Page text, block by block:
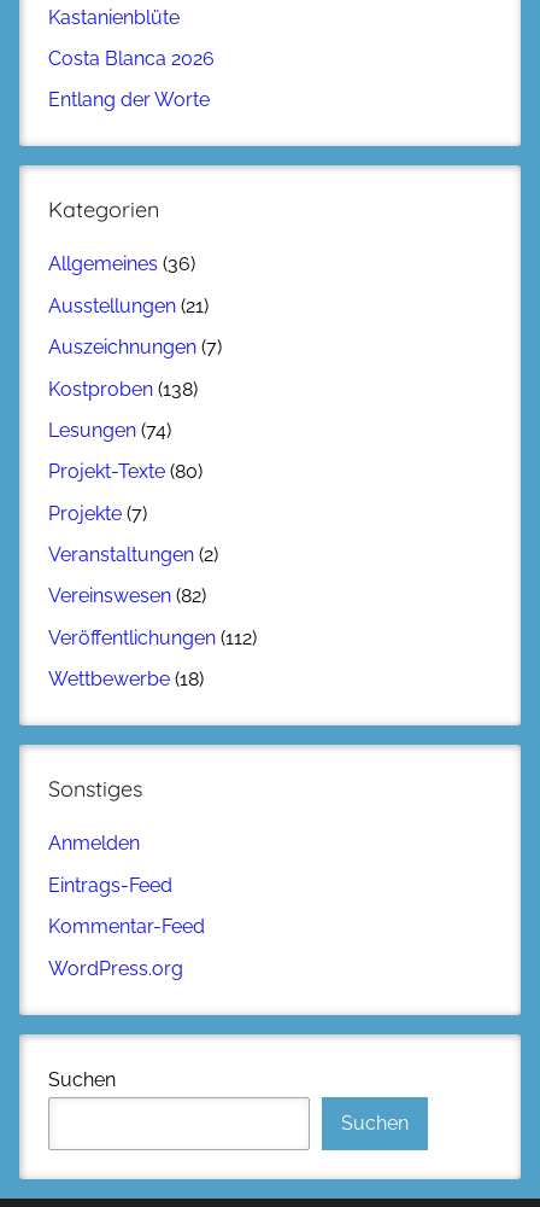
Kastanienblüte
Costa Blanca 2026
Entlang der Worte
Kategorien
Allgemeines (36)
Ausstellungen (21)
Auszeichnungen (7)
Kostproben (138)
Lesungen (74)
Projekt-Texte (80)
Projekte (7)
Veranstaltungen (2)
Vereinswesen (82)
Veröffentlichungen (112)
Wettbewerbe (18)
Sonstiges
Anmelden
Eintrags-Feed
Kommentar-Feed
WordPress.org
Suchen
Suchen